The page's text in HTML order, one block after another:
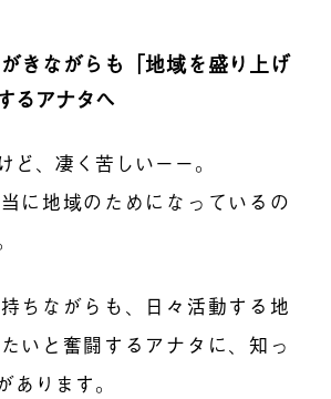
きながらも「地域を盛り上げ
るアナタへ
ど、凄く苦しいーー。
に地域のためになっているの
ちながらも、日々活動する地
いと奮闘するアナタに、知っ
あります。